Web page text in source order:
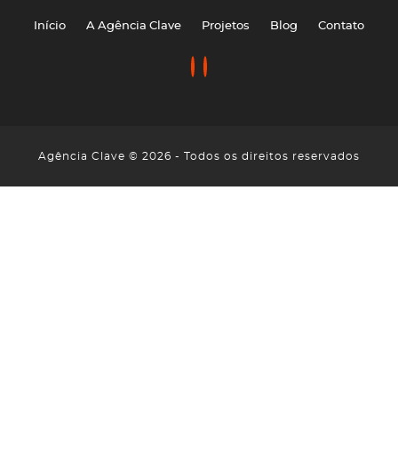
Início A Agência Clave Projetos Blog Contato
Agência Clave © 2026 - Todos os direitos reservados